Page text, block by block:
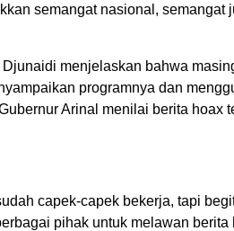
semangat nasional, semangat
menjelaskan bahwa
programnya dan
Arinal menilai berita hoax
capek-capek bekerja, tapi
pihak untuk melawan